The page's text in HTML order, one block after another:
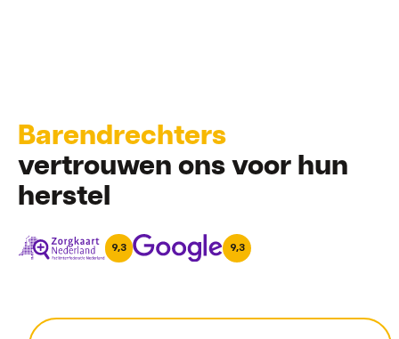
Barendrechters
vertrouwen ons voor hun
herstel
9,3 9,3